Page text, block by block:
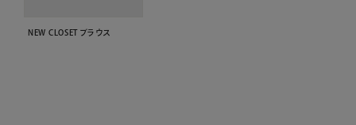
NEW CLOSET ブラウス